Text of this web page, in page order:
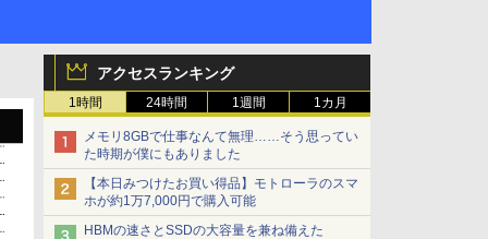
アクセスランキング
1時間 24時間 1週間 1カ月
メモリ8GBで仕事なんて無理……そう思ってい
た時期が僕にもありました
【本日みつけたお買い得品】モトローラのスマ
ホが約1万7,000円で購入可能
HBMの速さとSSDの大容量を兼ね備えた